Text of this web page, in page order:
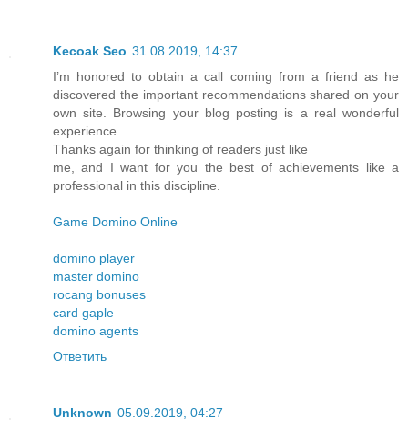
Kecoak Seo 31.08.2019, 14:37
I’m honored to obtain a call coming from a friend as he
discovered the important recommendations shared on your
own site. Browsing your blog posting is a real wonderful
experience.
Thanks again for thinking of readers just like
me, and I want for you the best of achievements like a
professional in this discipline.
Game Domino Online
domino player
master domino
rocang bonuses
card gaple
domino agents
Ответить
Unknown 05.09.2019, 04:27